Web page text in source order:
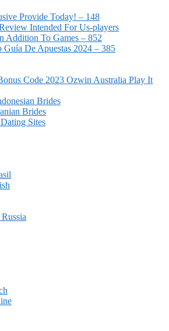
Provide Today! – 148
Intended For Us-players
Addition To Games – 852
De Apuestas 2024 – 385
Code 2023 Ozwin Australia Play It
Brides
Brides
Sites